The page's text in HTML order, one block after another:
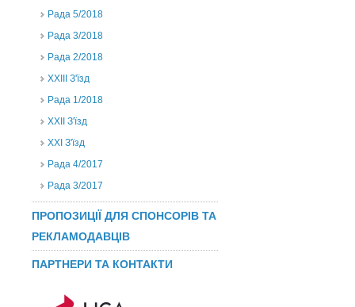
Рада 5/2018
Рада 3/2018
Рада 2/2018
XXIII З'їзд
Рада 1/2018
ХХІІ З'їзд
XXI З'їзд
Рада 4/2017
Рада 3/2017
ПРОПОЗИЦІЇ ДЛЯ СПОНСОРІВ ТА
РЕКЛАМОДАВЦІВ
ПАРТНЕРИ ТА КОНТАКТИ